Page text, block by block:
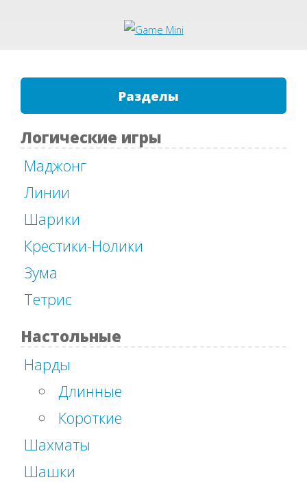
Разделы
Логические игры
Маджонг
Линии
Шарики
Крестики-Нолики
Зума
Тетрис
Настольные
Нарды
Длинные
Короткие
Шахматы
Шашки